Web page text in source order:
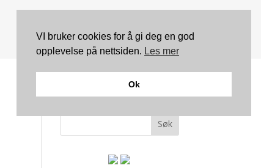
Søk
VI bruker cookies for å gi deg en god
opplevelse på nettsiden. Les mer
Ok